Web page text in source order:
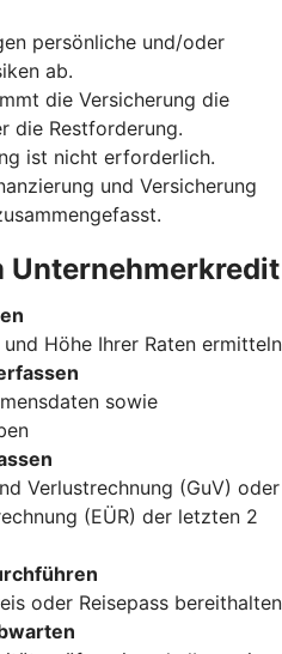
persönliche und/oder
ab.
die Versicherung die
die Restforderung.
ist nicht erforderlich.
und Versicherung
Unternehmerkredit
Höhe Ihrer Raten ermitteln
sowie
Verlustrechnung (GuV) oder
(EÜR) der letzten 2
oder Reisepass bereithalten